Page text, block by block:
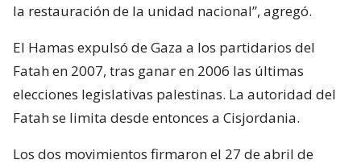
la restauración de la unidad nacional”, agregó.
El Hamas expulsó de Gaza a los partidarios del
Fatah en 2007, tras ganar en 2006 las últimas
elecciones legislativas palestinas. La autoridad del
Fatah se limita desde entonces a Cisjordania.
Los dos movimientos firmaron el 27 de abril de